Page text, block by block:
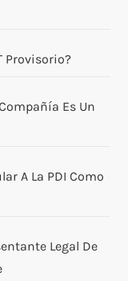
Provisorio?
Es Un
A La PDI Como
Legal De